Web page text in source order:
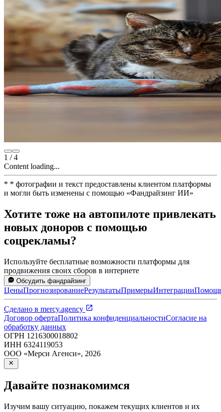
1 /4
Content loading...
* * фотографии и текст предоставлены клиентом платформы
и могли быть изменены с помощью «Фандрайзинг ИИ»
Хотите тоже на автопилоте привлекать
новых доноров с помощью
соцрекламы?
Используйте бесплатные возможности платформы для
продвижения своих сборов в интернете
Обсудить фандрайзинг
ЦеныПрогнозированиеРезультатыПримерыИнтеграции
Сделано в mercy.agency
Договор офертаПолитика конфиденциальностиСогласие на
обработку данных
ОГРН 1216300018802
ИНН 6324119053
ООО «Мерси Агенси», 2026
Давайте познакомимся
Изучим вашу ситуацию, покажем текущих клиентов и их